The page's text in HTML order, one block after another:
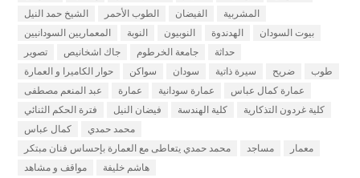
الشيخ حمد النيل
الطوب الأحمر الفيضان
المشربية
المعماريين السودانيين
النوبة النوبيون الهدندوة
بيوت السودان
تصوير
جاك اشخانيص جامعة الخرطوم
حداثة
حوار الكاميرا و العمارة
سواكن سودان سيرة ذاتية ضريح
طوب
عبد المنعم مصطفى
عمارة عمارة سودانية
عمارة كمال عباس
فترة الحكم الثنائي
فيضان النيل كلية الهندسة
كلية غردون التذكارية
كمال عباس
محمد حمدي
محمد حمدي يتعاطى مع العمارة بإحساس فنان مبتكر
مساجد
معمار
مواقف و مشاهد
هاشم خليفة